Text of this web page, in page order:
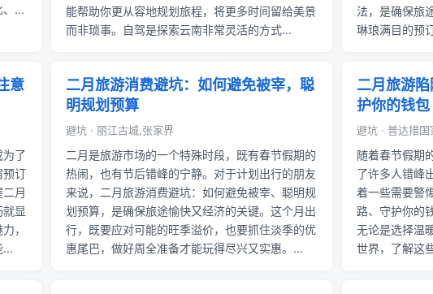
、...
能帮助你更从容地规划旅程，将更多时间留给美景
而非琐事。自驾是探索云南非常灵活的方式...
法，是确保旅
琳琅满目的预
意
为了
预订
月
显
，
...
二月旅游消费避坑：如何避免被宰，聪
明规划预算
避坑 · 丽江古城,张家界
二月是旅游市场的一个特殊时段，既有春节假期的
热闹，也有节后错峰的宁静。对于计划出行的朋友
来说，二月旅游消费避坑：如何避免被宰、聪明规
划预算，是确保旅途愉快又经济的关键。这个月出
行，既要应对可能的旺季溢价，也要抓住淡季的优
惠尾巴，做好周全准备才能玩得尽兴又实惠。...
二月旅游
护你的钱包
避坑 · 普达措
随着春节假期
了许多人错峰
着一些需要警
路、守护你的
无论是选择温
世界，了解这